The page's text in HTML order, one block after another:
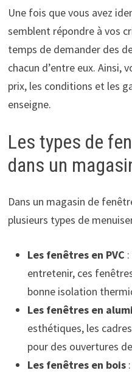
Une fois que vous avez
semblent répondre à vos
temps de demander des
chacun d’entre eux. Ainsi,
prix, les conditions et les
enseigne.
Les types de
dans un
Dans un magasin de
plusieurs types de
Les fenêtres en PVC
entretenir, ces
bonne isolation
Les fenêtres en
esthétiques, les
pour des ouvertures
Les fenêtres en bois: